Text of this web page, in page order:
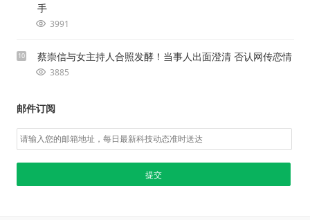
手
3991
10 蔡崇信与女主持人合照发酵！当事人出面澄清 否认网传恋情
3885
邮件订阅